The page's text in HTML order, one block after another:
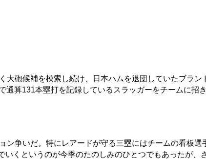
砲候補を模索し続け、日本ハムを退団していたブラン
算131本塁打を記録しているスラッガーをチームに招
争いだ。特にレアードが守る三塁にはチームの看板選
くというのが今季のたのしみのひとつでもあったが、